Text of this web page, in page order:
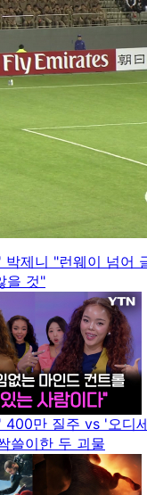
박제니 "런웨이 넘어
을 것"
400만 질주 vs '오디
쓸이한 두 괴물